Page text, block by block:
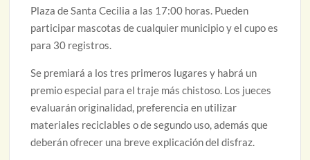
Plaza de Santa Cecilia a las 17:00 horas. Pueden
participar mascotas de cualquier municipio y el cupo es
para 30 registros.
Se premiará a los tres primeros lugares y habrá un
premio especial para el traje más chistoso. Los jueces
evaluarán originalidad, preferencia en utilizar
materiales reciclables o de segundo uso, además que
deberán ofrecer una breve explicación del disfraz.